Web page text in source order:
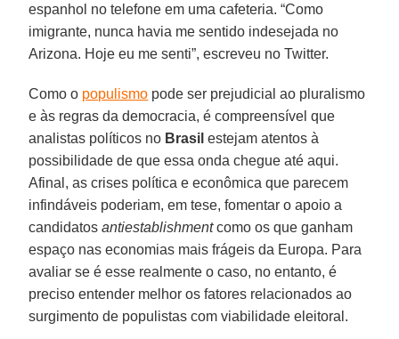
espanhol no telefone em uma cafeteria. “Como
imigrante, nunca havia me sentido indesejada no
Arizona. Hoje eu me senti”, escreveu no Twitter.
Como o populismo pode ser prejudicial ao pluralismo
e às regras da democracia, é compreensível que
analistas políticos no Brasil estejam atentos à
possibilidade de que essa onda chegue até aqui.
Afinal, as crises política e econômica que parecem
infindáveis poderiam, em tese, fomentar o apoio a
candidatosantiestablishmentcomo os que ganham
espaço nas economias mais frágeis da Europa. Para
avaliar se é esse realmente o caso, no entanto, é
preciso entender melhor os fatores relacionados ao
surgimento de populistas com viabilidade eleitoral.